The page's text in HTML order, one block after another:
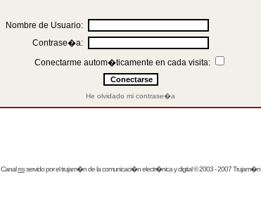
Nombre de Usuario:
Contrase�a:
Conectarme autom�ticamente en cada visita:
He olvidado mi contrase�a
Canalrssservido por eltrujam�nde la comunicaci�n electr�nica y digital © 2003 - 2007 Trujam�n